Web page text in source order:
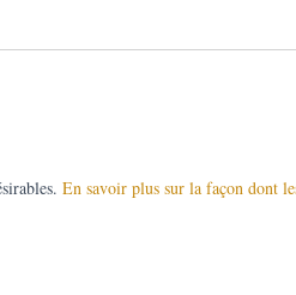
En savoir plus sur la façon dont